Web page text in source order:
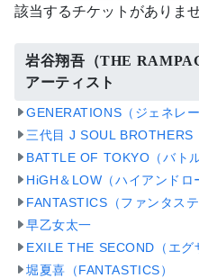
該当するチケットがありませ
岩谷翔吾（THE
アーティスト
GENERATIONS（ジェネレー
三代目 J SOUL BROTHERS
BATTLE OF TOKYO（バト
HiGH＆LOW（ハイアンドロ
FANTASTICS（ファンタステ
早乙女太一
EXILE THE SECOND（エグ
堀夏喜（FANTASTICS）